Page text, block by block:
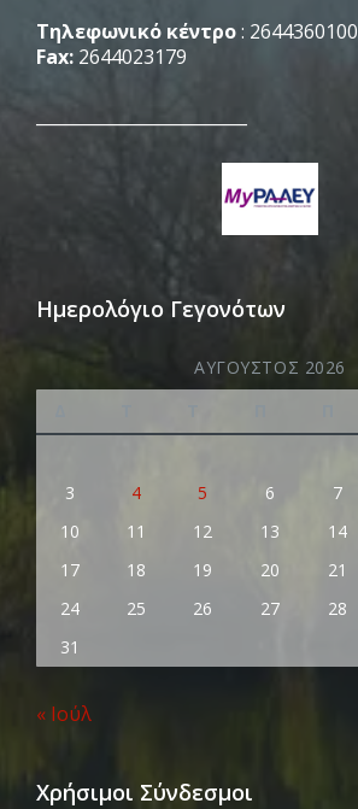
Τηλεφωνικό κέντρο: 2644360100
Fax: 2644023179
Ημερολόγιο Γεγονότων
ΑΎΓΟΥΣΤΟΣ 2026
3
4 5 6 7
10
11 12 13 14
17
18 19 20 21
24
25 26 27 28
31
« Ιούλ
Χρήσιμοι Σύνδεσμοι